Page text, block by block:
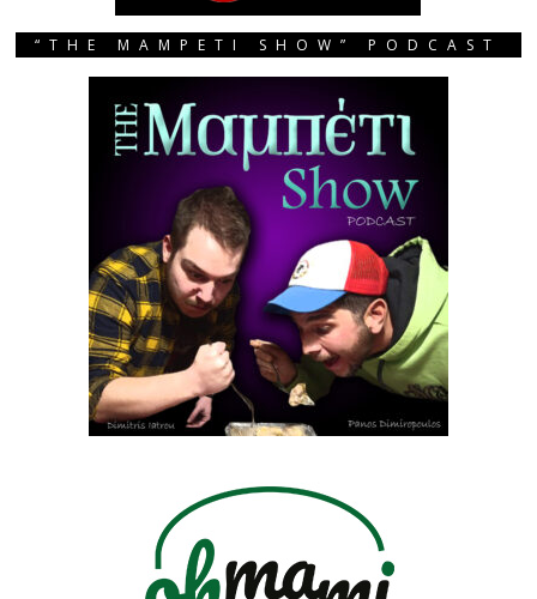
“THE MAMPETI SHOW” PODCAST